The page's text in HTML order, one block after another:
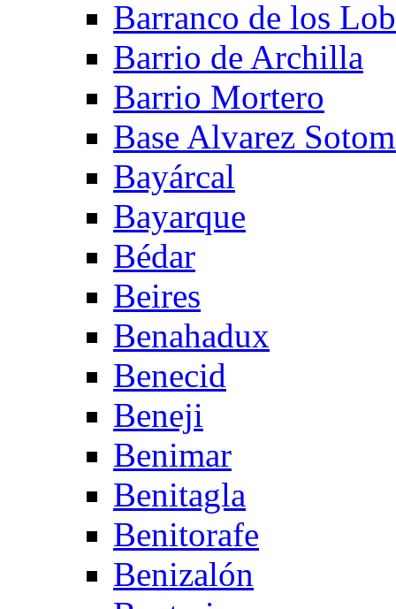
Barranco de los
Barrio de Archilla
Barrio Mortero
Base Alvarez
Bayárcal
Bayarque
Bédar
Beires
Benahadux
Benecid
Beneji
Benimar
Benitagla
Benitorafe
Benizalón